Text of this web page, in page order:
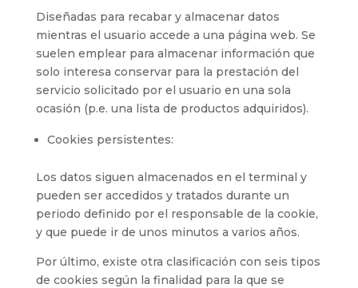
Diseñadas para recabar y almacenar datos
mientras el usuario accede a una página web. Se
suelen emplear para almacenar información que
solo interesa conservar para la prestación del
servicio solicitado por el usuario en una sola
ocasión (p.e. una lista de productos adquiridos).
Cookies persistentes:
Los datos siguen almacenados en el terminal y
pueden ser accedidos y tratados durante un
periodo definido por el responsable de la cookie,
y que puede ir de unos minutos a varios años.
Por último, existe otra clasificación con seis tipos
de cookies según la finalidad para la que se